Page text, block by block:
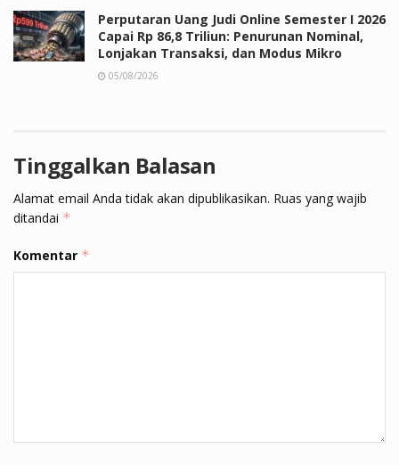
Perputaran Uang Judi Online Semester I 2026
Capai Rp 86,8 Triliun: Penurunan Nominal,
Lonjakan Transaksi, dan Modus Mikro
05/08/2026
Tinggalkan Balasan
Alamat email Anda tidak akan dipublikasikan. Ruas yang wajib
ditandai *
Komentar *